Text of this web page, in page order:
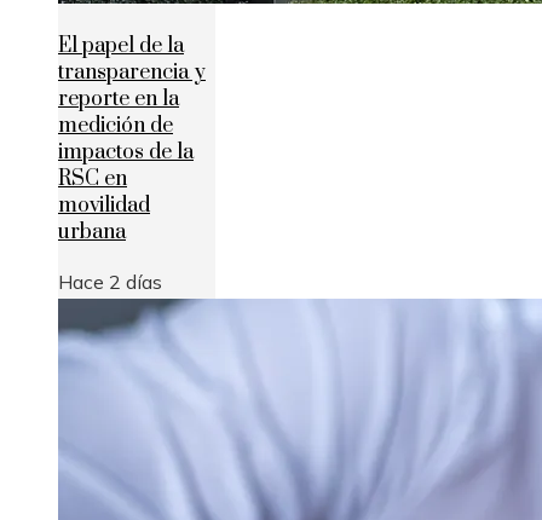
El papel de la
transparencia y
reporte en la
medición de
impactos de la
RSC en
movilidad
urbana
Hace 2 días